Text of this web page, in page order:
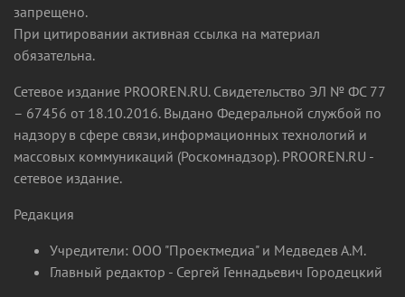
запрещено.
При цитировании активная ссылка на материал
обязательна.
Сетевое издание PROOREN.RU. Свидетельство ЭЛ № ФС 77
– 67456 от 18.10.2016. Выдано Федеральной службой по
надзору в сфере связи,информационных технологий и
массовых коммуникаций (Роскомнадзор). PROOREN.RU -
сетевое издание.
Редакция
Учредители: ООО "Проектмедиа" и Медведев А.М.
Главный редактор - Сергей Геннадьевич Городецкий